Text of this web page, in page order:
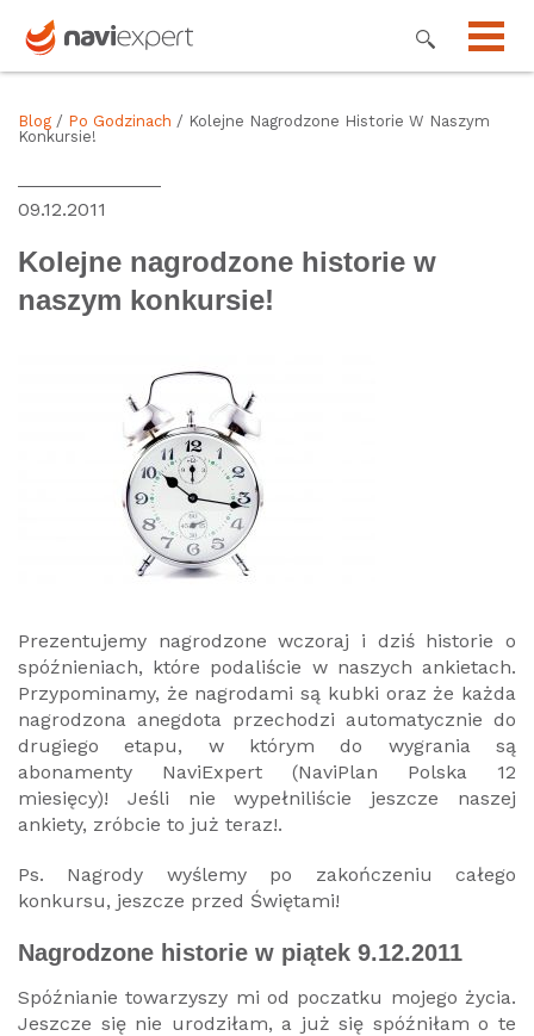
Blog / Po Godzinach / Kolejne Nagrodzone Historie W Naszym
Konkursie!
09.12.2011
Kolejne nagrodzone historie w
naszym konkursie!
Prezentujemy nagrodzone wczoraj i dziś historie o
spóźnieniach, które podaliście w naszych ankietach.
Przypominamy, że nagrodami są kubki oraz że każda
nagrodzona anegdota przechodzi automatycznie do
drugiego etapu, w którym do wygrania są
abonamenty NaviExpert (NaviPlan Polska 12
miesięcy)! Jeśli nie wypełniliście jeszcze naszej
ankiety, zróbcie to już teraz!.
Ps. Nagrody wyślemy po zakończeniu całego
konkursu, jeszcze przed Świętami!
Nagrodzone historie w piątek 9.12.2011
Spóźnianie towarzyszy mi od poczatku mojego życia.
Jeszcze się nie urodziłam, a już się spóźniłam o te